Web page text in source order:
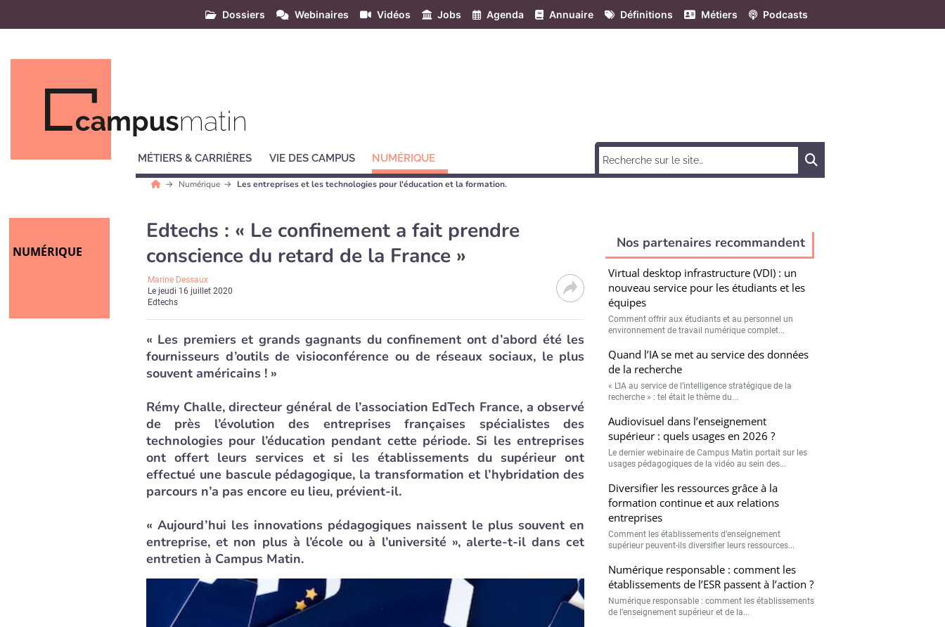
Dossiers Webinaires Vidéos Jobs Agenda Annuaire Définitions Métiers Podcasts
MÉTIERS & CARRIÈRES VIE DES CAMPUS NUMÉRIQUE
Numérique Les entreprises et les technologies pour l'éducation et la formation.
NUMÉRIQUE
Edtechs : « Le confinement a fait prendre
conscience du retard de la France »
Marine Dessaux
Lejeudi 16 juillet 2020
Edtechs
« Les premiers et grands gagnants du confinement ont d’abord été les
fournisseurs d’outils de visioconférence ou de réseaux sociaux, le plus
souvent américains ! »
Rémy Challe, directeur général de l’association EdTech France, a observé
de près l’évolution des entreprises françaises spécialistes des
technologies pour l’éducation pendant cette période. Si les entreprises
ont offert leurs services et si les établissements du supérieur ont
effectué une bascule pédagogique, la transformation et l’hybridation des
parcours n’a pas encore eu lieu, prévient-il.
« Aujourd’hui les innovations pédagogiques naissent le plus souvent en
entreprise, et non plus à l’école ou à l’université », alerte-t-il dans cet
entretien à Campus Matin.
Nos partenaires recommandent
Virtual desktop infrastructure (VDI) : un
nouveau service pour les étudiants et les
équipes
Comment offrir aux étudiants et au personnel un
environnement de travail numérique complet...
Quand l’IA se met au service des données
de la recherche
« L’IA au service de l’intelligence stratégique de la
recherche » : tel était le thème du...
Audiovisuel dans l’enseignement
supérieur : quels usages en 2026 ?
Le dernier webinaire de Campus Matin portait sur les
usages pédagogiques de la vidéo au sein des...
Diversifier les ressources grâce à la
formation continue et aux relations
entreprises
Comment les établissements d’enseignement
supérieur peuvent-ils diversifier leurs ressources...
Numérique responsable : comment les
établissements de l’ESR passent à l’action ?
Numérique responsable : comment les établissements
de l’enseignement supérieur et de la...